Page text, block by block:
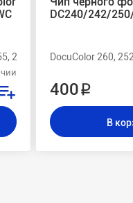
260, 252, 250, 242, 240
DC240/242/
DocuColor 260,
400 ₽
В